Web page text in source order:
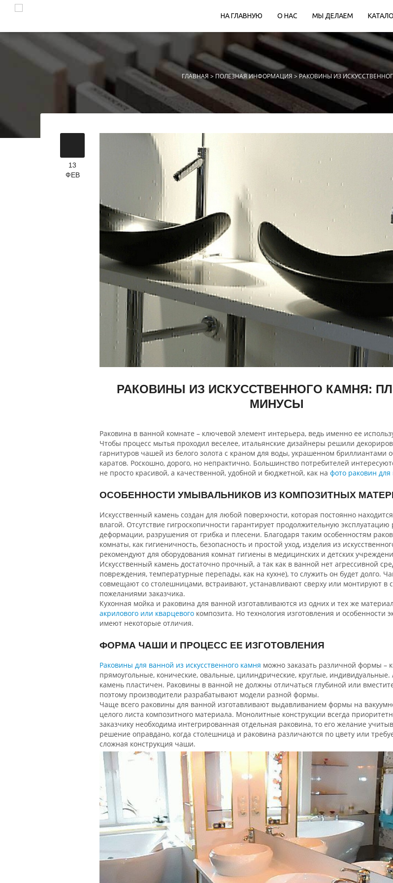
НА ГЛАВНУЮ О НАС МЫ ДЕЛАЕМ
ГЛАВНАЯ >ПОЛЕЗНАЯ ИНФОРМАЦИЯ > РАКОВИНЫ ИЗ
13
ФЕВ
РАКОВИНЫ ИЗ ИСКУССТВЕННОГО КАМНЯ:
МИНУСЫ
Раковина в ванной комнате – ключевой элемент интерьера, ведь именно ее
Чтобы процесс мытья проходил веселее, итальянские дизайнеры решили
гарнитуров чашей из белого золота с краном для воды, украшенном бриллиантами
каратов. Роскошно, дорого, но непрактично. Большинство потребителей
не просто красивой, а качественной, удобной и бюджетной, как на фото раковин для
ОСОБЕННОСТИ УМЫВАЛЬНИКОВ ИЗ КОМПОЗИТНЫХ
Искусственный камень создан для любой поверхности, которая постоянно находится
влагой. Отсутствие гигроскопичности гарантирует продолжительную
деформации, разрушения от грибка и плесени. Благодаря таким особенностям
комнаты, как гигиеничность, безопасность и простой уход, изделия из
рекомендуют для оборудования комнат гигиены в медицинских и детских
Искусственный камень достаточно прочный, а так как в ванной нет агрессивной
повреждения, температурные перепады, как на кухне), то служить он будет долго.
совмещают со столешницами, встраивают, устанавливают сверху или монтируют в
пожеланиями заказчика.
Кухонная мойка и раковина для ванной изготавливаются из одних и тех же
акрилового или кварцевого композита. Но технология изготовления и особенности
имеют некоторые отличия.
ФОРМА ЧАШИ И ПРОЦЕСС ЕЕ ИЗГОТОВЛЕНИЯ
Раковины для ванной из искусственного камня можно заказать различной формы –
прямоугольные, конические, овальные, цилиндрические, круглые,
камень пластичен. Раковины в ванной не должны отличаться глубиной или
поэтому производители разрабатывают модели разной формы.
Чаще всего раковины для ванной изготавливают выдавливанием формы на
целого листа композитного материала. Монолитные конструкции всегда
заказчику необходима интегрированная отдельная раковина, то его желание
решение оправдано, когда столешница и раковина различаются по цвету или
сложная конструкция чаши.